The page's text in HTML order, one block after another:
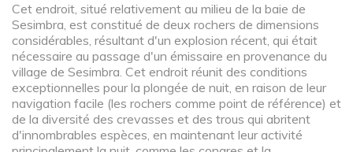
Cet endroit, situé relativement au milieu de la baie de
Sesimbra, est constitué de deux rochers de dimensions
considérables, résultant d'un explosion récent, qui était
nécessaire au passage d'un émissaire en provenance du
village de Sesimbra. Cet endroit réunit des conditions
exceptionnelles pour la plongée de nuit, en raison de leur
navigation facile (les rochers comme point de référence) et
de la diversité des crevasses et des trous qui abritent
d'innombrables espèces, en maintenant leur activité